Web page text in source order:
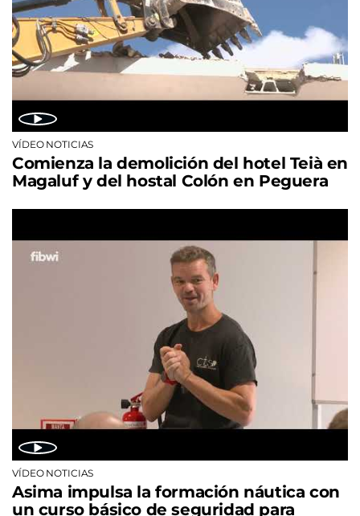
VÍDEO NOTICIAS
Comienza la demolición del hotel Teià en
Magaluf y del hostal Colón en Peguera
VÍDEO NOTICIAS
Asima impulsa la formación náutica con
un curso básico de seguridad para